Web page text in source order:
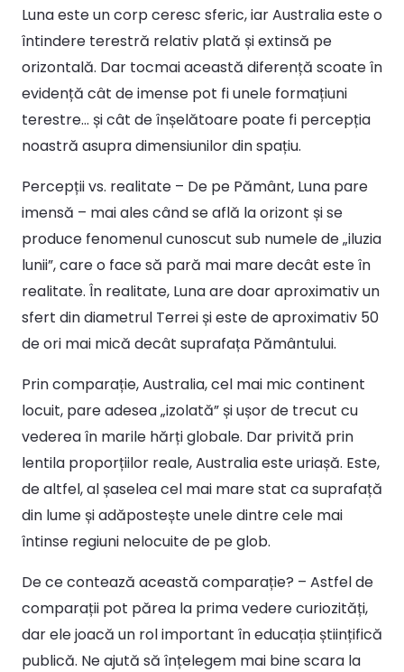
Luna este un corp ceresc sferic, iar Australia este o
întindere terestră relativ plată și extinsă pe
orizontală. Dar tocmai această diferență scoate în
evidență cât de imense pot fi unele formațiuni
terestre… și cât de înșelătoare poate fi percepția
noastră asupra dimensiunilor din spațiu.
Percepții vs. realitate – De pe Pământ, Luna pare
imensă – mai ales când se află la orizont și se
produce fenomenul cunoscut sub numele de „iluzia
lunii”, care o face să pară mai mare decât este în
realitate. În realitate, Luna are doar aproximativ un
sfert din diametrul Terrei și este de aproximativ 50
de ori mai mică decât suprafața Pământului.
Prin comparație, Australia, cel mai mic continent
locuit, pare adesea „izolată” și ușor de trecut cu
vederea în marile hărți globale. Dar privită prin
lentila proporțiilor reale, Australia este uriașă. Este,
de altfel, al șaselea cel mai mare stat ca suprafață
din lume și adăpostește unele dintre cele mai
întinse regiuni nelocuite de pe glob.
De ce contează această comparație? – Astfel de
comparații pot părea la prima vedere curiozități,
dar ele joacă un rol important în educația științifică
publică. Ne ajută să înțelegem mai bine scara la